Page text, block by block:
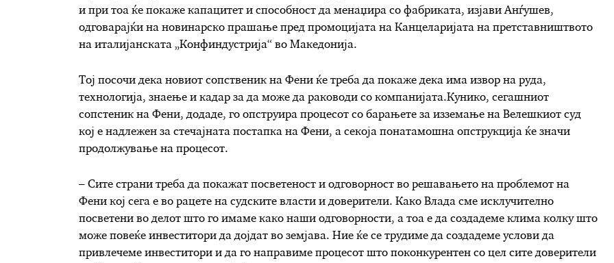
и при тоа ќе покаже капацитет и способност да менаџира со фабриката, изјави Анѓушев,
одговарајќи на новинарско прашање пред промоцијата на Канцеларијата на претставништвото
на италијанската „Конфиндустрија“ во Македонија.
Тој посочи дека новиот сопственик на Фени ќе треба да покаже дека има извор на руда,
технологија, знаење и кадар за да може да раководи со компанијата.Кунико, сегашниот
сопстеник на Фени, додаде, го опструира процесот со барањете за изземање на Велешкиот суд
кој е надлежен за стечајната постапка на Фени, а секоја понатамошна опструкција ќе значи
продолжување на процесот.
– Сите страни треба да покажат посветеност и одговорност во решавањето на проблемот на
Фени кој сега е во рацете на судските власти и доверители. Како Влада сме исклучително
посветени во делот што го имаме како наши одговорности, а тоа е да создадеме клима колку што
може повеќе инвеститори да дојдат во земјава. Ние ќе се трудиме да создадеме услови да
привлечеме инвеститори и да го направиме процесот што поконкурентен со цел сите доверители